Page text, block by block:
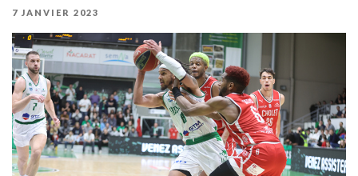
PUBLIÉ
7 JANVIER 2023